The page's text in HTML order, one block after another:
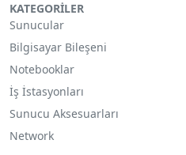
KATEGORİLER
Sunucular
Bilgisayar Bileşeni
Notebooklar
İş İstasyonları
Sunucu Aksesuarları
Network